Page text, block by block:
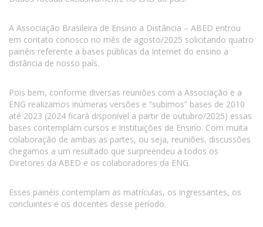
A Associação Brasileira de Ensino a Distância – ABED entrou
em contato conosco no mês de agosto/2025 solicitando quatro
painéis referente a bases públicas da Internet do ensino a
distância de nosso país.
Pois bem, conforme diversas reuniões com a Associação e a
ENG realizamos inúmeras versões e “subimos” bases de 2010
até 2023 (2024 ficará disponível a partir de outubro/2025) essas
bases contemplam cursos e Instituições de Ensino. Com muita
colaboração de ambas as partes, ou seja, reuniões, discussões
chegamos a um resultado que surpreendeu a todos os
Diretores da ABED e os colaboradores da ENG.
Esses painéis contemplam as matrículas, os ingressantes, os
concluintes e os docentes desse período.